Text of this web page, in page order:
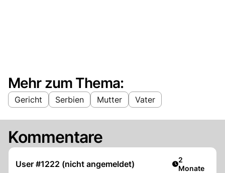
Mehr zum Thema:
Gericht Serbien Mutter Vater
Kommentare
User #1222 (nicht angemeldet) Artikel
2
Monate